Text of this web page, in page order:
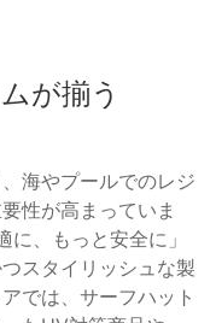
が揃う
海やプールでのレジ
性が高まっていま
、もっと安全に」
スタイリッシュな製
では、サーフハット